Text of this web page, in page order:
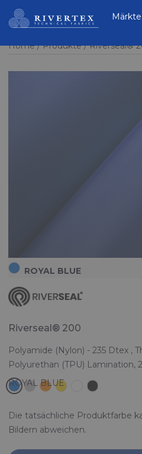
Home Produkte Riverseal®
ROYAL BLUE
Riverseal® 200
Polyamide (Nylon) - 235 Dtex ,
Polyurethan (TPU) Lamination,
Die tatsächliche Produktfarbe
Bildern abweichen.
Rivertex Technical
Fabrics Group
Märkte